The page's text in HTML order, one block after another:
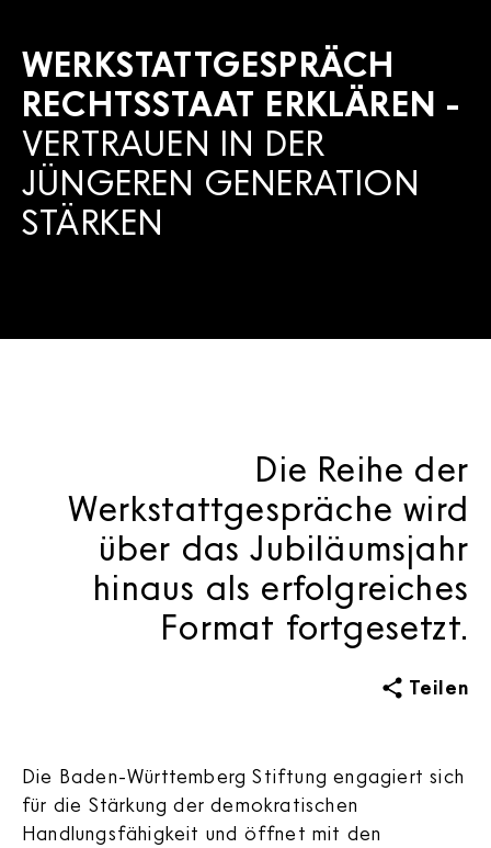
WERKSTATTGESPRÄCH
RECHTSSTAAT ERKLÄREN -
VERTRAUEN IN DER
JÜNGEREN GENERATION
STÄRKEN
Die Reihe der
Werkstattgespräche wird
über das Jubiläumsjahr
hinaus als erfolgreiches
Format fortgesetzt.
Teilen
Die Baden-Württemberg Stiftung engagiert sich
für die Stärkung der demokratischen
Handlungsfähigkeit und öffnet mit den